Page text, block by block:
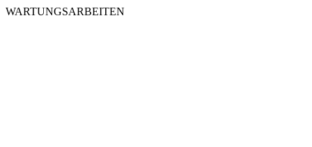
WARTUNGSARBEITEN